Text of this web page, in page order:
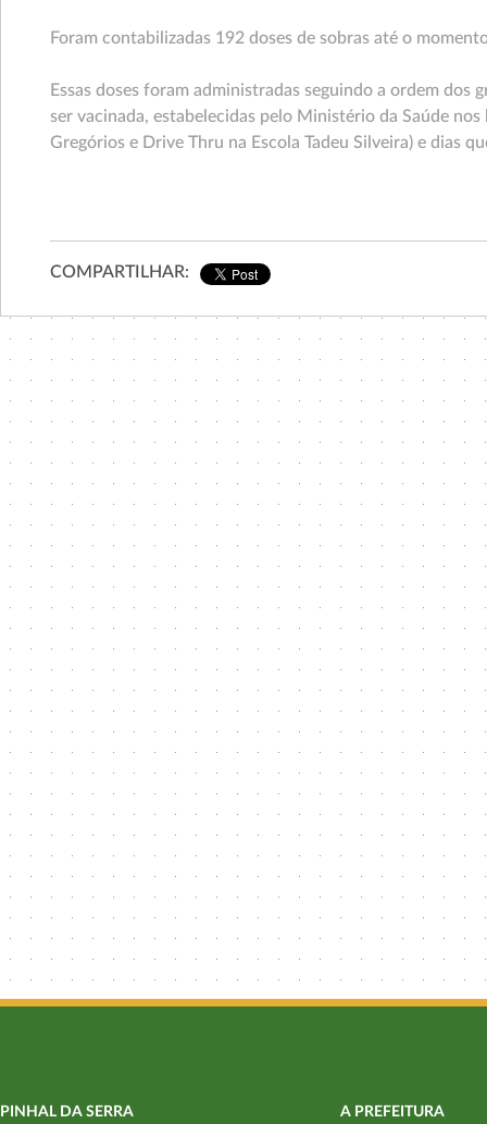
Foram contabilizadas 192 doses de sobras até o
Essas doses foram administradas seguindo a ordem
ser vacinada, estabelecidas pelo Ministério da Saúde nos
Gregórios e Drive Thru na Escola Tadeu Silveira) e dias
COMPARTILHAR:
PINHAL DA SERRA A PREFEITURA